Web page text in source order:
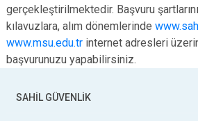
gerçekleştirilmektedir. Başvuru
kılavuzlara, alım dönemlerinde
www.msu.edu.tr internet adresleri
başvurunuzu yapabilirsiniz.
SAHİL GÜVENLİK